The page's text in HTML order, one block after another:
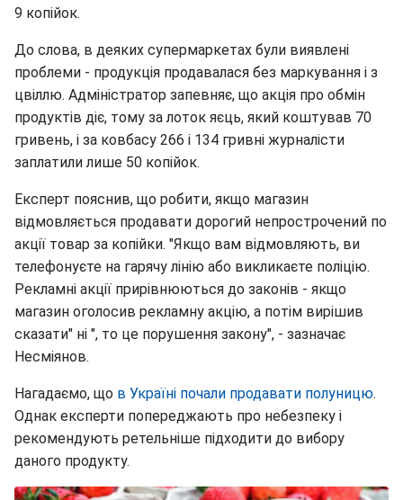
9 копійок.
До слова, в деяких супермаркетах були виявлені
проблеми - продукція продавалася без маркування і з
цвіллю. Адміністратор запевняє, що акція про обмін
продуктів діє, тому за лоток яєць, який коштував 70
гривень, і за ковбасу 266 і 134 гривні журналісти
заплатили лише 50 копійок.
Експерт пояснив, що робити, якщо магазин
відмовляється продавати дорогий непрострочений по
акції товар за копійки. "Якщо вам відмовляють, ви
телефонуєте на гарячу лінію або викликаєте поліцію.
Рекламні акції прирівнюються до законів - якщо
магазин оголосив рекламну акцію, а потім вирішив
сказати" ні ", то це порушення закону", - зазначає
Несміянов.
Нагадаємо, що в Україні почали продавати полуницю.
Однак експерти попереджають про небезпеку і
рекомендують ретельніше підходити до вибору
даного продукту.